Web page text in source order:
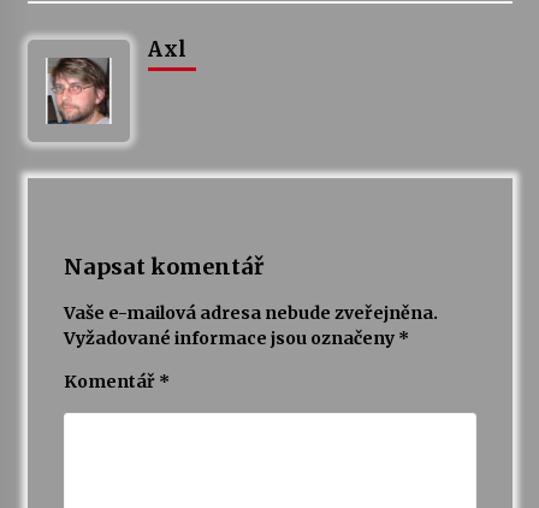
Axl
Napsat komentář
Vaše e-mailová adresa nebude zveřejněna.
Vyžadované informace jsou označeny *
Komentář *